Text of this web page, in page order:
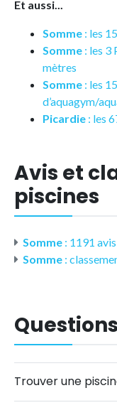
Et aussi...
Somme : les
Somme : les 3
mètres
Somme : les
d’aquagym/
Picardie : les
Avis et
piscines
Somme : 1191 avis
Somme :
Trouver une